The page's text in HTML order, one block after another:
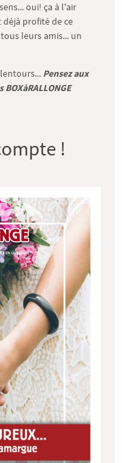
oui! ça à l'air
profité de ce
leurs amis... un
Pensez aux
!